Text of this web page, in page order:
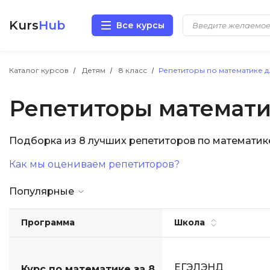
KursHub Все курсы
Каталог курсов Детям 8 класс Репетиторы по математике
Репетиторы
Подборка из 8 лучших репетиторов по
Как мы оцениваем репетиторов?
Популярные
Программа Школа
ЕГЭЛЭНД
Разработка
Маркетинг
Аналитика
Иностранные языки